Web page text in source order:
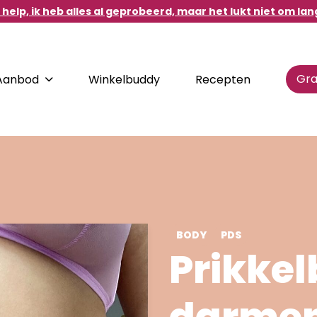
help, ik heb alles al geprobeerd, maar het lukt niet om
Habits
Winkelbuddy Recepten
BODY PDS